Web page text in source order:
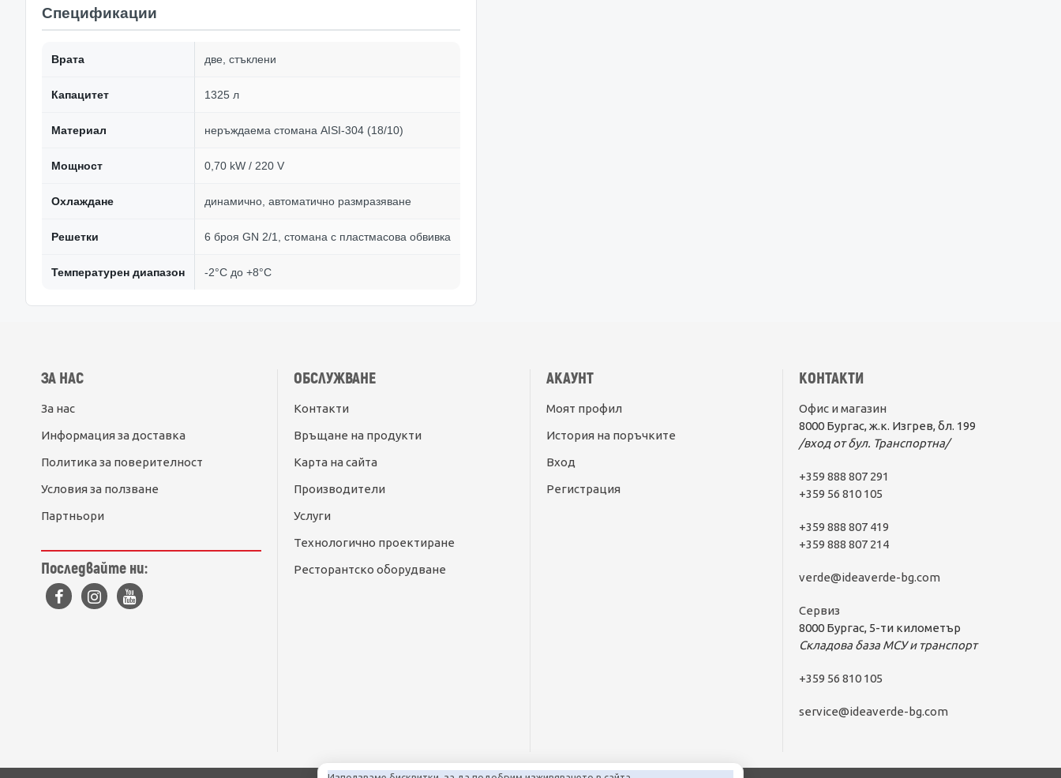
Спецификации
Врата две, стъклени
Капацитет 1325 л
Материал неръждаема стомана AISI-304 (18/10)
Мощност 0,70 kW / 220 V
Охлаждане динамично, автоматично размразяване
Решетки 6 броя GN 2/1, стомана с пластмасова обвивка
Температурен диапазон -2°С до +8°С
ЗА НАС
За нас
Информация за доставка
Политика за поверителност
Условия за ползване
Партньори
Последвайте ни:
ОБСЛУЖВАНЕ
Контакти
Връщане на продукти
Карта на сайта
Производители
Услуги
Технологично проектиране
Ресторантско оборудване
АКАУНТ
Моят профил
История на поръчките
Вход
Регистрация
КОНТАКТИ
Офис и магазин
8000 Бургас, ж.к. Изгрев, бл. 199
/вход от бул. Транспортна/
+359 888 807 291
+359 56 810 105
+359 888 807 419
+359 888 807 214
verde@ideaverde-bg.com
Сервиз
8000 Бургас, 5-ти километър
Складова база МСУ и транспорт
+359 56 810 105
service@ideaverde-bg.com